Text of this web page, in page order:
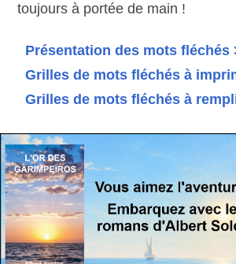
toujours à portée de main !
Présentation des mots fléchés
Grilles de mots fléchés à
Grilles de mots fléchés à